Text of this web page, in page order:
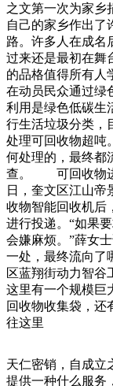
之文第一次为家乡
自己的家乡作出了
路。许多人在成名
过来还是最初在舞
的品格值得所有人
在动员民众通过绿
利用是绿色低碳生
行生活垃圾分类，
处理可回收物超吨
何处理的，最终都
查。 可回收物
日，奎文区江山帝
收物智能回收机后
进行投递。“如果
会嫌麻烦。”薛女
一处，最终流向
区蓝翔街动力智谷
这里有一个规模巨
回收物收集袋，还
往这里
天仁密销，自成立
提供一种什么服务